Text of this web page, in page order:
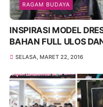
RAGAM BUDAYA
INSPIRASI MODEL
BAHAN FULL ULOS
SELASA, MARET 22, 2016